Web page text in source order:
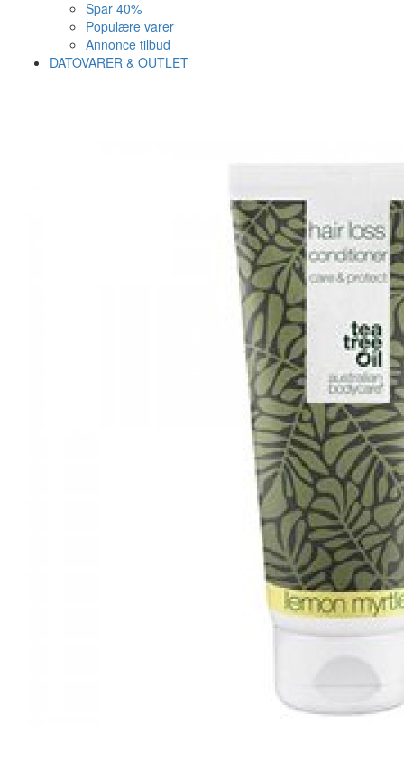
Spar 40%
Populære varer
Annonce tilbud
DATOVARER & OUTLET